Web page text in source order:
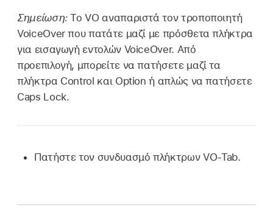
Σημείωση:Το VO αναπαριστά τον τροποποιητή
VoiceOver που πατάτε μαζί με πρόσθετα πλήκτρα
για εισαγωγή εντολών VoiceOver. Από
προεπιλογή, μπορείτε να πατήσετε μαζί τα
πλήκτρα Control και Option ή απλώς να πατήσετε
Caps Lock.
Πατήστε τον συνδυασμό πλήκτρων VO-Tab.